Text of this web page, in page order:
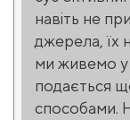
навіть не
джерела, їх
ми живемо у
подається
способами.